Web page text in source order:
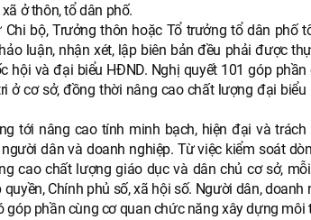
ở thôn, tổ dân phố.
bộ, Trưởng thôn hoặc Tổ trưởng tổ dân phố
luận, nhận xét, lập biên bản đều phải được
hội và đại biểu HĐND. Nghị quyết 101 góp phần
ở cơ sở, đồng thời nâng cao chất lượng đại biểu
tới nâng cao tính minh bạch, hiện đại và trách
dân và doanh nghiệp. Từ việc kiểm soát
cao chất lượng giáo dục và dân chủ cơ sở,
Chính phủ số, xã hội số. Người dân, doanh
phần cùng cơ quan chức năng xây dựng môi